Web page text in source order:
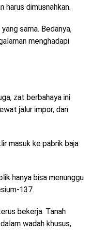
harus dimusnahkan.
sama. Bedanya,
menghadapi
zat berbahaya ini
jalur impor, dan
masuk ke pabrik baja
hanya bisa menunggu
137.
bekerja. Tanah
wadah khusus,